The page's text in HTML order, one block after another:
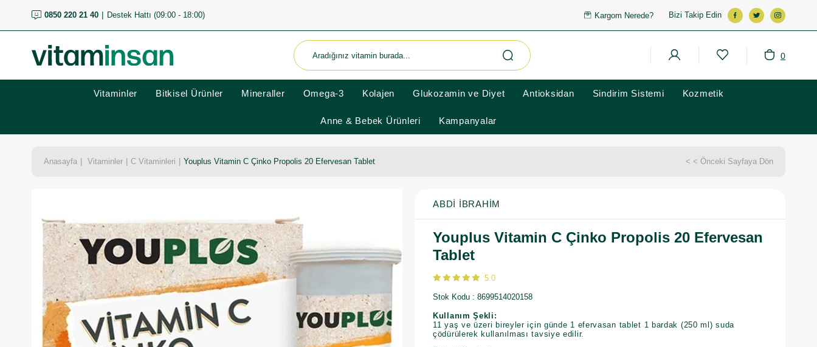
0850 220 21 40 Destek Hattı (09:00 - 18:00) Kargom Nerede? Bizi Takip Edin
0
Vitaminler Bitkisel Ürünler Mineraller Omega-3 Kolajen Glukozamin ve Diyet Antioksidan Sindirim Sistemi Kozmetik
Anne & Bebek Ürünleri Kampanyalar
Anasayfa Vitaminler C Vitaminleri Youplus Vitamin C Çinko Propolis 20 Efervesan Tablet < < Önceki Sayfaya Dön
ABDI İBRAHIM
Youplus Vitamin C Çinko Propolis 20 Efervesan
Tablet
5.0
Stok Kodu 8699514020158
Kullanım Şekli:
11 yaş ve üzeri bireyler için günde 1 efervasan tablet 1 bardak (250 ml) suda
çödürülerek kullanılması tavsiye edilir.